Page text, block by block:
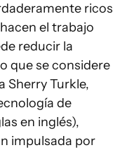
ricos
el trabajo
reducir la
que se considere
Sherry Turkle,
de
en inglés),
impulsada por